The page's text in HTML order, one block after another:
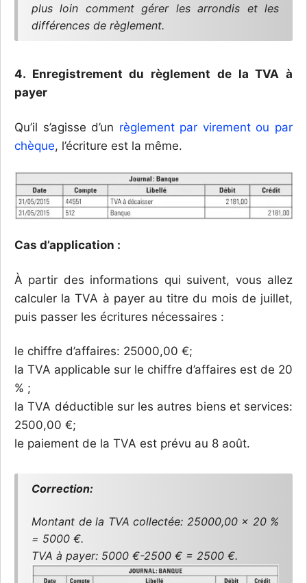
plus loin comment gérer les arrondis et les
différences de règlement.
4. Enregistrement du règlement de la TVA à
payer
Qu’il s’agisse d’un règlement par virement ou par
chèque, l’écriture est la même.
Cas d’application :
À partir des informations qui suivent, vous allez
calculer la TVA à payer au titre du mois de juillet,
puis passer les écritures nécessaires :
le chiffre d’affaires: 25000,00 €;
la TVA applicable sur le chiffre d’affaires est de 20
% ;
la TVA déductible sur les autres biens et services:
2500,00 €;
le paiement de la TVA est prévu au 8 août.
Correction:
Montant de la TVA collectée: 25000,00 x 20 %
= 5000 €.
TVA à payer: 5000 €-2500 € = 2500 €.